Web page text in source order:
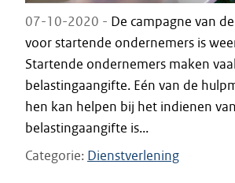
07-10-2020 - De campagne van
voor startende ondernemers is
Startende ondernemers maken
belastingaangifte. Eén van de
hen kan helpen bij het indienen
belastingaangifte is...
Categorie Dienstverlening